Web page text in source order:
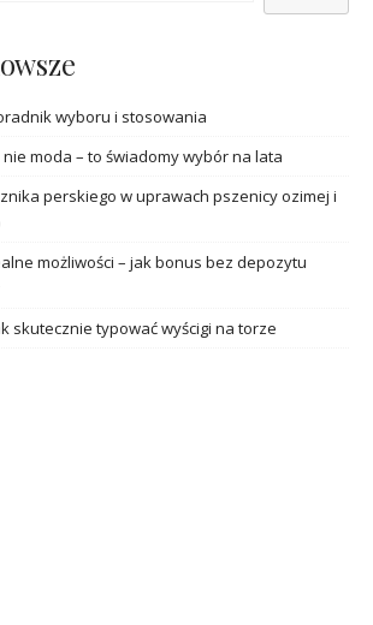
wyboru i stosowania
moda – to świadomy wybór na lata
perskiego w uprawach pszenicy ozimej i
możliwości – jak bonus bez depozytu
skutecznie typować wyścigi na torze